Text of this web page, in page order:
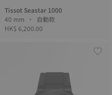
Tissot Seastar 1000
40 mm • 自動款
HK$ 6,200.00